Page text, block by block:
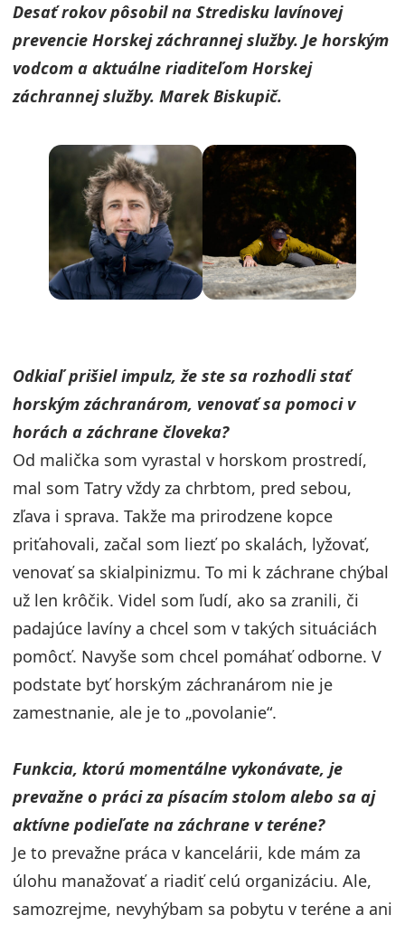
Desať rokov pôsobil na Stredisku lavínovej
prevencie Horskej záchrannej služby. Je horským
vodcom a aktuálne riaditeľom Horskej
záchrannej služby. Marek Biskupič.
Odkiaľ prišiel impulz, že ste sa rozhodli stať
horským záchranárom, venovať sa pomoci v
horách a záchrane človeka?
Od malička som vyrastal v horskom prostredí,
mal som Tatry vždy za chrbtom, pred sebou,
zľava i sprava. Takže ma prirodzene kopce
priťahovali, začal som liezť po skalách, lyžovať,
venovať sa skialpinizmu. To mi k záchrane chýbal
už len krôčik. Videl som ľudí, ako sa zranili, či
padajúce lavíny a chcel som v takých situáciách
pomôcť. Navyše som chcel pomáhať odborne. V
podstate byť horským záchranárom nie je
zamestnanie, ale je to „povolanie“.
Funkcia, ktorú momentálne vykonávate, je
prevažne o práci za písacím stolom alebo sa aj
aktívne podieľate na záchrane v teréne?
Je to prevažne práca v kancelárii, kde mám za
úlohu manažovať a riadiť celú organizáciu. Ale,
samozrejme, nevyhýbam sa pobytu v teréne a ani